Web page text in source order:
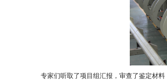
专家们听取了项目组汇报，审查了鉴定材